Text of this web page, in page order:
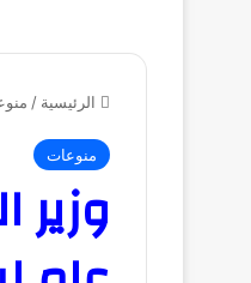
الرئيسية /
منوعات